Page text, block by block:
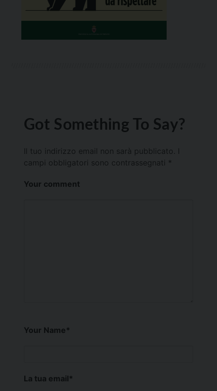
Got Something To Say?
Il tuo indirizzo email non sarà pubblicato.
campi obbligatori sono contrassegnati *
Your comment
Your Name*
La tua email*